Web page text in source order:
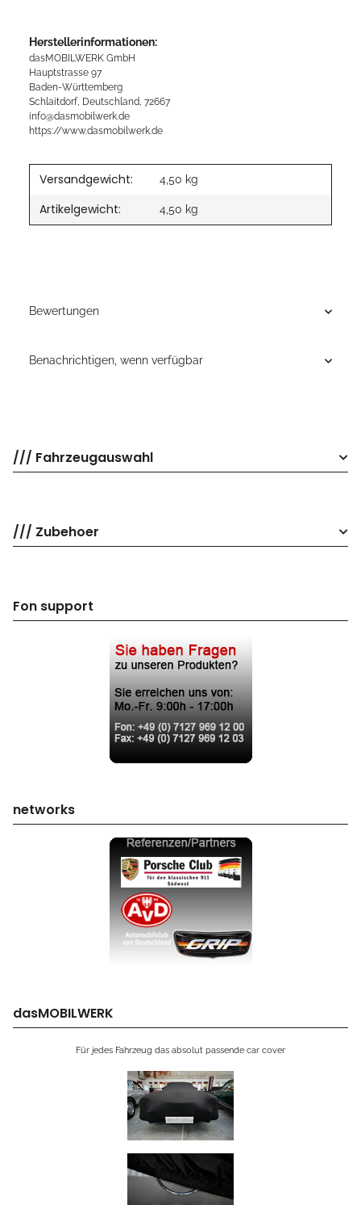
Herstellerinformationen:
dasMOBILWERK GmbH
Hauptstrasse 97
Baden-Württemberg
Schlaitdorf, Deutschland, 72667
info@dasmobilwerk.de
https://www.dasmobilwerk.de
Versandgewicht: 4,50 kg
Artikelgewicht: 4,50 kg
Bewertungen
Benachrichtigen, wenn verfügbar
/// Fahrzeugauswahl
/// Zubehoer
Fon support
networks
dasMOBILWERK
Für jedes Fahrzeug das absolut passende car cover